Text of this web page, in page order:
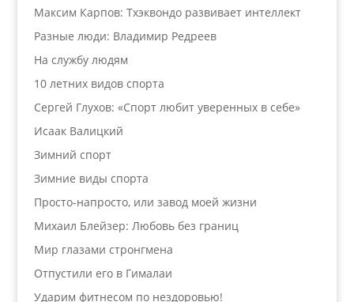
Максим Карпов: Тхэквондо развивает интеллект
Разные люди: Владимир Редреев
На службу людям
10 летних видов спорта
Сергей Глухов: «Спорт любит уверенных в себе»
Исаак Валицкий
Зимний спорт
Зимние виды спорта
Просто-напросто, или завод моей жизни
Михаил Блейзер: Любовь без границ
Мир глазами стронгмена
Отпустили его в Гималаи
Ударим фитнесом по нездоровью!